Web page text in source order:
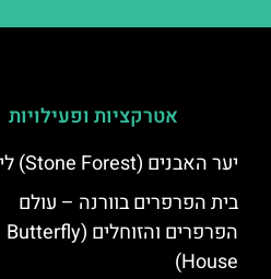
אטרקציות ופעילויות
יער האבנים (Stone Forest) ליד ורנה
בית הפרפרים בוורנה – עולם
הפרפרים והזוחלים (Butterfly
House)